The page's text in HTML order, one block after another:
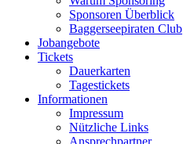
Sponsoren Überblick
Baggerseepiraten Club
Jobangebote
Tickets
Dauerkarten
Tagestickets
Informationen
Impressum
Nützliche Links
Ansprechpartner